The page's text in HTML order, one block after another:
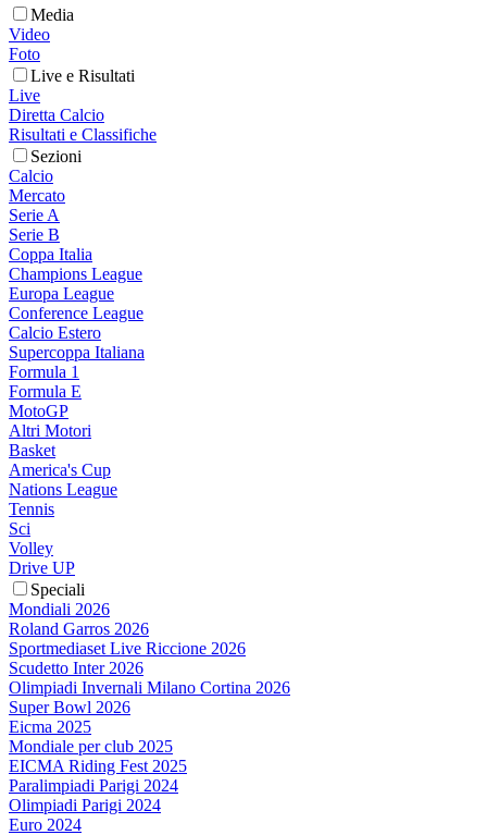
Media
Video
Foto
Live e Risultati
Live
Diretta Calcio
Risultati e Classifiche
Sezioni
Calcio
Mercato
Serie A
Serie B
Coppa Italia
Champions League
Europa League
Conference League
Calcio Estero
Supercoppa Italiana
Formula 1
Formula E
MotoGP
Altri Motori
Basket
America's Cup
Nations League
Tennis
Sci
Volley
Drive UP
Speciali
Mondiali 2026
Roland Garros 2026
Sportmediaset Live Riccione 2026
Scudetto Inter 2026
Olimpiadi Invernali Milano Cortina 2026
Super Bowl 2026
Eicma 2025
Mondiale per club 2025
EICMA Riding Fest 2025
Paralimpiadi Parigi 2024
Olimpiadi Parigi 2024
Euro 2024